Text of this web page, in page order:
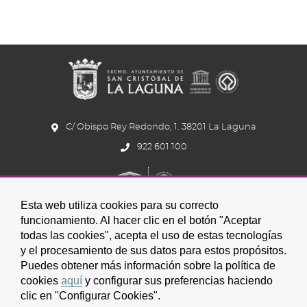
Esta web utiliza cookies para su correcto
funcionamiento. Al hacer clic en el botón "Aceptar
todas las cookies", acepta el uso de estas tecnologías
y el procesamiento de sus datos para estos propósitos.
Puedes obtener más información sobre la política de
cookies aquí y configurar sus preferencias haciendo
clic en "Configurar Cookies".
C/ Obispo Rey Redondo, 1. 38201 La Laguna
922 601 100
Icono
circular
Icono
de
facebook
Icono
circular
Icono
de
twitter
Icono
circular
Icono
de